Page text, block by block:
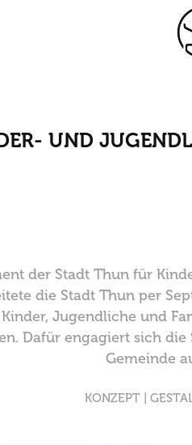
UND
der Stadt Thun für
die Stadt Thun per
Jugendliche und
Dafür engagiert sich
Gemeinde
KONZEPT |